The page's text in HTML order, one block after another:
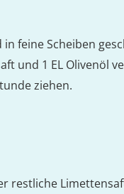
feine Scheiben
und 1 EL Olivenöl
ziehen.
restliche